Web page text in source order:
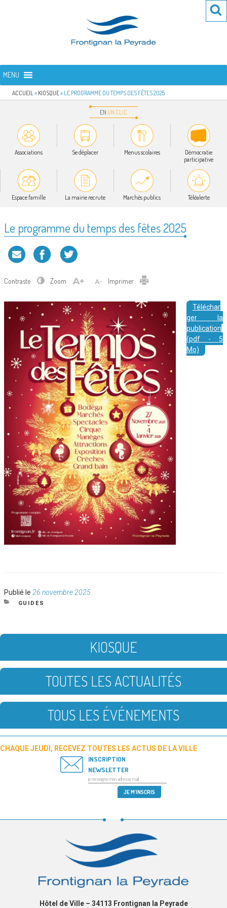
FRONTIGNAN LA PEYRADE
MENU
ACCUEIL » KIOSQUE» LE PROGRAMME DU TEMPS DES FÊTES 2025
EN UN CLIC
Associations Se déplacer Menus scolaires
Démocratie
participative
Espace famille La mairie recrute Marchés publics Téléalerte
Le programme du temps des fêtes 2025
Contraste Zoom Imprimer
Téléchar
ger la
publication
(pdf - 5
Mo)
Publié le Publié
le
26 novembre 2025
CATÉGORIES
GUIDES
KIOSQUE
TOUTES LES ACTUALITÉS
TOUS LES ÉVÉNEMENTS
CHAQUE JEUDI, RECEVEZ TOUTES LES ACTUS DE LA VILLE
INSCRIPTION
NEWSLETTER
Hôtel de Ville – 34113 Frontignan la Peyrade